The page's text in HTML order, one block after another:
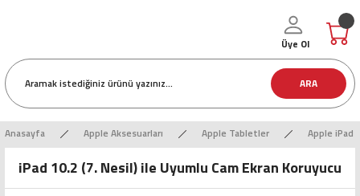
ARA
Üye Ol
Anasayfa Apple Aksesuarları Apple Tabletler Apple iPad
iPad 10.2 (7. Nesil) ile Uyumlu Cam Ekran Koruyucu